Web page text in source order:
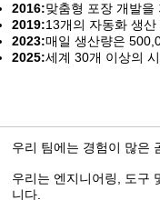
2016:맞춤형 포장 개발을
2019:13개의 자동화 생
2023:매일 생산량은
2025:세계 30개 이상의
우리 팀에는 경험이 많은
우리는 엔지니어링, 도구
니다.